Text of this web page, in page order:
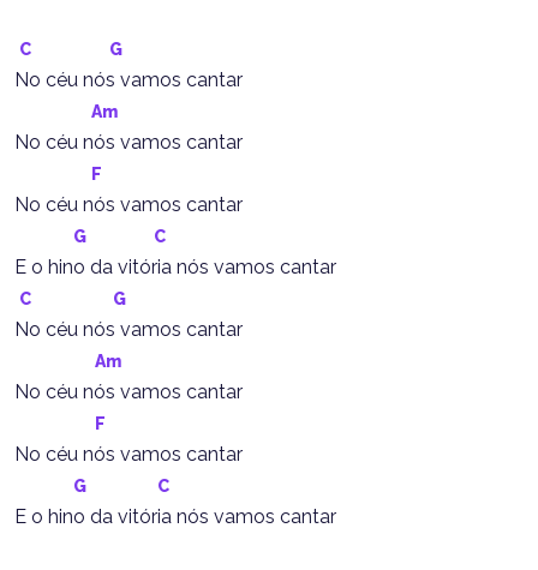
C G
No céu nós vamos cantar
Am
No céu nós vamos cantar
F
No céu nós vamos cantar
G C
E o hino da vitória nós vamos cantar
C G
No céu nós vamos cantar
Am
No céu nós vamos cantar
F
No céu nós vamos cantar
G C
E o hino da vitória nós vamos cantar